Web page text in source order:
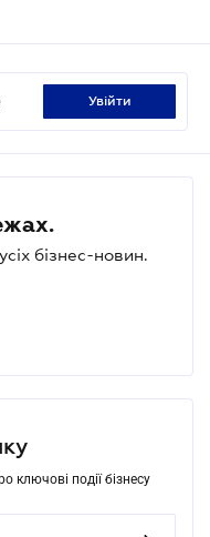
увійти
бізнес-новин.
ключові події бізнесу